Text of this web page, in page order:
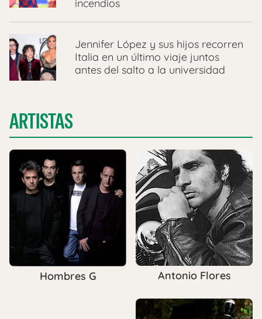
incendios
Jennifer López y sus hijos recorren
Italia en un último viaje juntos
antes del salto a la universidad
ARTISTAS
Hombres G Antonio Flores